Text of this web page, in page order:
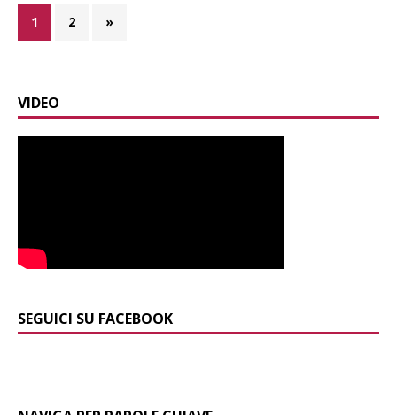
1 2 »
VIDEO
SEGUICI SU FACEBOOK